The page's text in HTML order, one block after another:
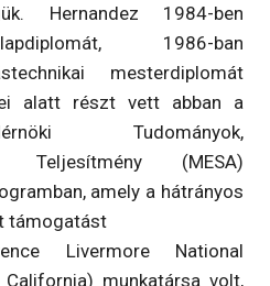
Hernandez 1984-ben
1986-ban
mesterdiplomát
alatt részt vett abban a
Tudományok,
Teljesítmény (MESA)
amely a hátrányos
támogatást
Livermore National
California) munkatársa volt,